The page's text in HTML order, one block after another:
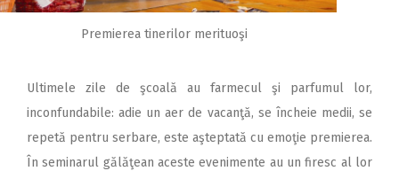
Premierea tinerilor merituoşi
Ultimele zile de şcoală au farmecul şi parfumul lor,
inconfundabile: adie un aer de vacanţă, se încheie medii, se
repetă pentru serbare, este aşteptată cu emoţie premierea.
În seminarul gălăţean aceste evenimente au un firesc al lor